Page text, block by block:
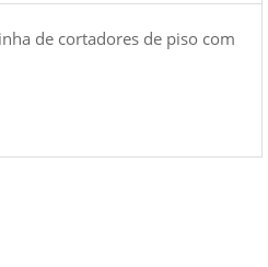
de cortadores de piso com